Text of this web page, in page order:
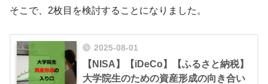
そこで、2枚目を検討することになりました。
2025-08-01
【NISA】【iDeCo】【ふるさと納税】
大学院生のための資産形成の向き合い